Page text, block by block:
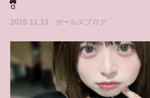
ྀི
2025.11.13 ガールズブログ